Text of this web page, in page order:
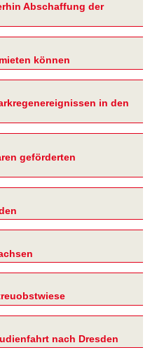
Abschaffung der
können
in den
geförderten
nach Dresden